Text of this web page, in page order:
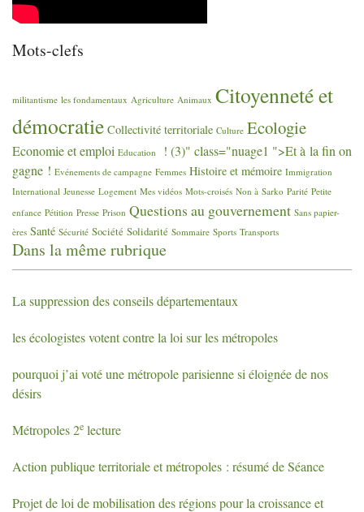
Mots-clefs
militantisme les fondamentaux Agriculture Animaux Citoyenneté et
démocratie Collectivité territoriale Culture Ecologie
Economie et emploi Education
! (3)" class="nuage1 ">Et à la fin on
gagne ! Evénements de campagne Femmes Histoire et mémoire Immigration
International Jeunesse Logement Mes vidéos Mots-croisés Non à Sarko Parité Petite
enfance Pétition Presse Prison Questions au gouvernement Sans papier-
ères Santé Sécurité Société Solidarité Sommaire Sports Transports
Dans la même rubrique
La suppression des conseils départementaux
les écologistes votent contre la loi sur les métropoles
pourquoi j’ai voté une métropole parisienne si éloignée de nos
désirs
Métropoles 2e lecture
Action publique territoriale et métropoles : résumé de Séance
Projet de loi de mobilisation des régions pour la croissance et